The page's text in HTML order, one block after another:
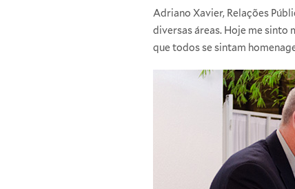
Adriano Xavier, Relações
diversas áreas. Hoje me
que todos se sintam